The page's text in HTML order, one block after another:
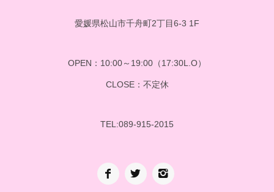
愛媛県松山市千舟町2丁目6-3 1F
OPEN：10:00～19:00（17:30L.O）
CLOSE：不定休
TEL:089-915-2015